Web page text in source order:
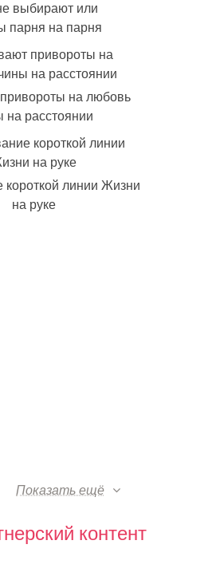
выбирают или
парня на парня
на любовь
на расстоянии
короткой линии Жизни
на руке
Показать ещё
контент